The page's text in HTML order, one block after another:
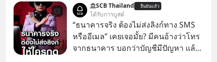
SCB Thailand ยืนยันแล้ว
ได้รับการบูสต์
“ธนาคารจริง ต้องไม่ส่งลิงก์ทาง SMS
หรืออีเมล” เคยเจอมั้ย? มีคนอ้างว่าโทร
จากธนาคาร บอกว่าบัญชีมีปัญหา แล้ว